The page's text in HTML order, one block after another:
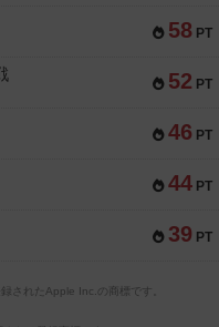
58 PT
52 PT
46 PT
44 PT
39 PT
されたApple Inc.の商標です。